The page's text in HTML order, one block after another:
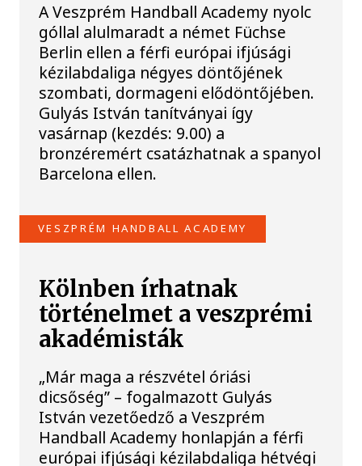
A Veszprém Handball Academy nyolc
góllal alulmaradt a német Füchse
Berlin ellen a férfi európai ifjúsági
kézilabdaliga négyes döntőjének
szombati, dormageni elődöntőjében.
Gulyás István tanítványai így
vasárnap (kezdés: 9.00) a
bronzéremért csatázhatnak a spanyol
Barcelona ellen.
VESZPRÉM HANDBALL ACADEMY
Kölnben írhatnak
történelmet a veszprémi
akadémisták
„Már maga a részvétel óriási
dicsőség” – fogalmazott Gulyás
István vezetőedző a Veszprém
Handball Academy honlapján a férfi
európai ifjúsági kézilabdaliga hétvégi